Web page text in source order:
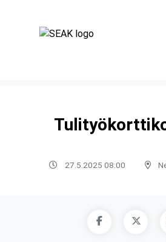
27.5.2025 08:00